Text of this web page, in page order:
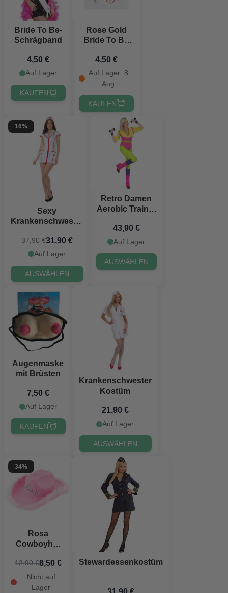
Bride To Be-
Schrägband
4,50 €
Auf Lager
KAUFEN
Rose Gold
Bride To Be
- 33x33 cm
4,50 €
Auf Lager: 8.
Aug.
KAUFEN
16%
Sexy
Krankenschwester
37,90 €31,90 €
Auf Lager
AUSWÄHLEN
Retro Damen
Aerobic Trainer
43,90 €
Auf Lager
AUSWÄHLEN
Augenmaske
mit Brüsten
7,50 €
Auf Lager
KAUFEN
Krankenschwester
Kostüm
21,90 €
Auf Lager
AUSWÄHLEN
34%
Rosa
Cowboyhut
12,90 €8,50 €
Nicht auf
Lager
Stewardessenkostüm